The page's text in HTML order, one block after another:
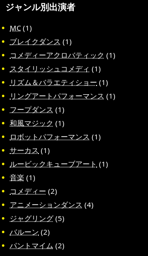
ジャンル別出演者
MC (1)
ブレイクダンス (1)
コメディーアクロバティック (1)
スタイリッシュコメディ (1)
リズム＆バラエティショー (1)
リングアートパフォーマンス (1)
フープダンス (1)
和風マジック (1)
ロボットパフォーマンス (1)
サーカス (1)
ルービックキューブアート (1)
音楽 (1)
コメディー (2)
アニメーションダンス (4)
ジャグリング (5)
バルーン (2)
パントマイム (2)